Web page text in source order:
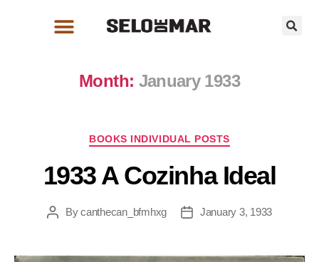
Month: January 1933
BOOKS INDIVIDUAL POSTS
1933 A Cozinha Ideal
Bycanthecan_bfmhxg January 3, 1933